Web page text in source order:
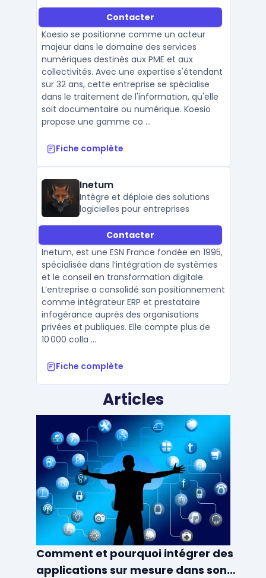
Contacter
Koesio se positionne comme un acteur
majeur dans le domaine des services
numériques destinés aux PME et aux
collectivités. Avec une expertise s'étendant
sur 32 ans, cette entreprise se spécialise
dans le traitement de l'information, qu'elle
soit documentaire ou numérique. Koesio
propose une gamme co ...
Fiche complète
Inetum
Intègre et déploie des solutions
logicielles pour entreprises
Contacter
Inetum, est une ESN France fondée en 1995,
spécialisée dans l’intégration de systèmes
et le conseil en transformation digitale.
L’entreprise a consolidé son positionnement
comme intégrateur ERP et prestataire
infogérance auprès des organisations
privées et publiques. Elle compte plus de
10 000 colla ...
Fiche complète
Articles
Comment et pourquoi intégrer des
applications sur mesure dans son